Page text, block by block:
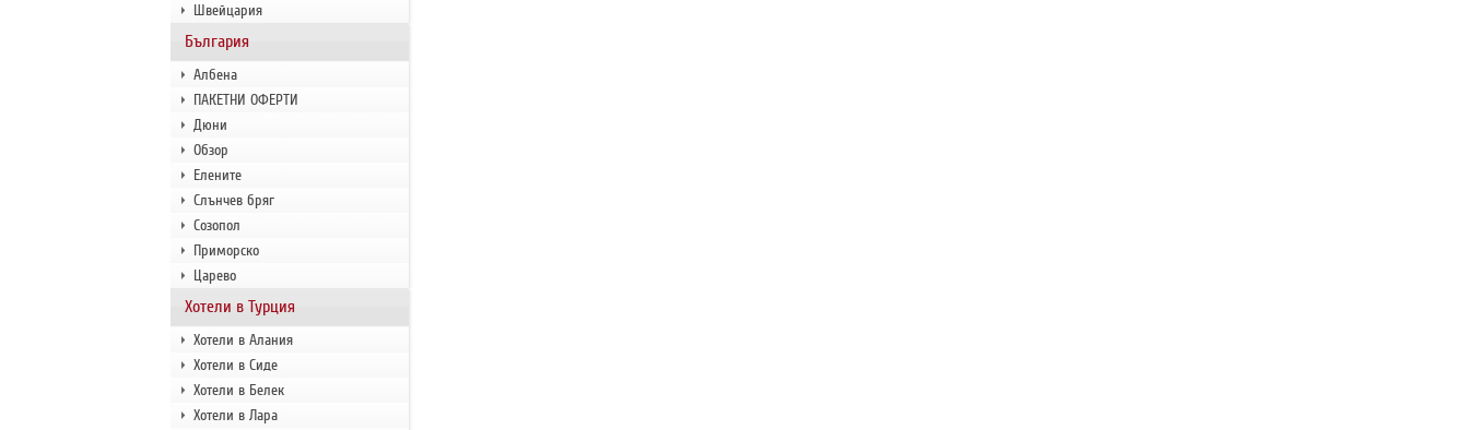
Швейцария
България
Албена
ПАКЕТНИ ОФЕРТИ
Дюни
Обзор
Елените
Слънчев бряг
Созопол
Приморско
Царево
Хотели в Турция
Хотели в Алания
Хотели в Сиде
Хотели в Белек
Хотели в Лара